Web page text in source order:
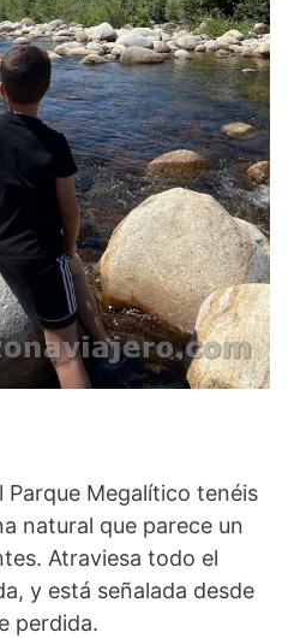
Megalítico tenéis
natural que parece un
Atraviesa todo el
y está señalada desde
perdida.